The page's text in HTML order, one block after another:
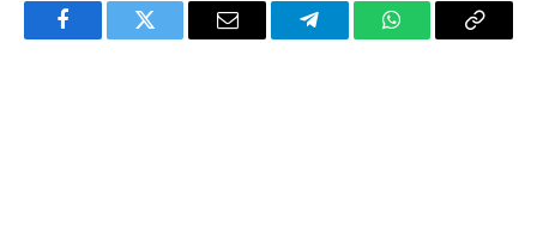
FacebookTwitter Email TelegramWhatsAppCopy